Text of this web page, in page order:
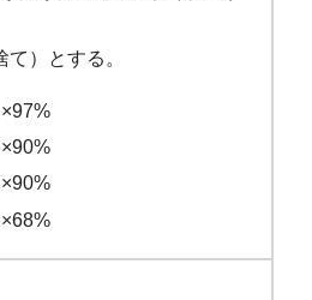
）とする。